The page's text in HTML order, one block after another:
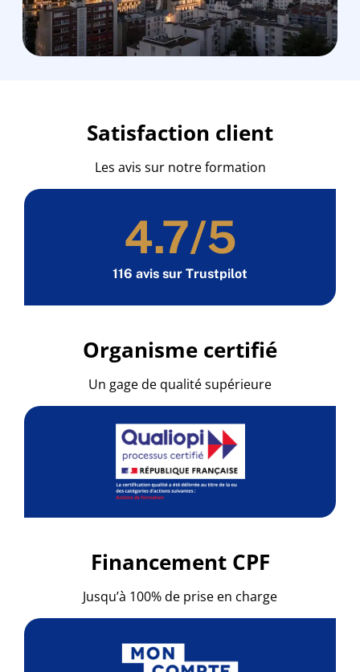
Satisfaction client
Les avis sur notre formation
116 avis sur Trustpilot
4.7/5
Organisme certifié
Un gage de qualité supérieure
Financement CPF
Jusqu’à 100% de prise en charge